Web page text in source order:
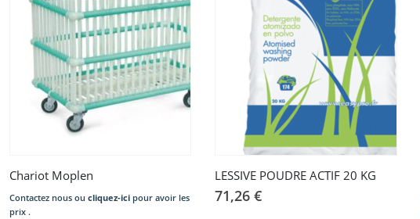
Chariot Moplen
Contactez nous ou cliquez-icipour avoir les
prix .
LESSIVE POUDRE ACTIF 20 KG
71,26€